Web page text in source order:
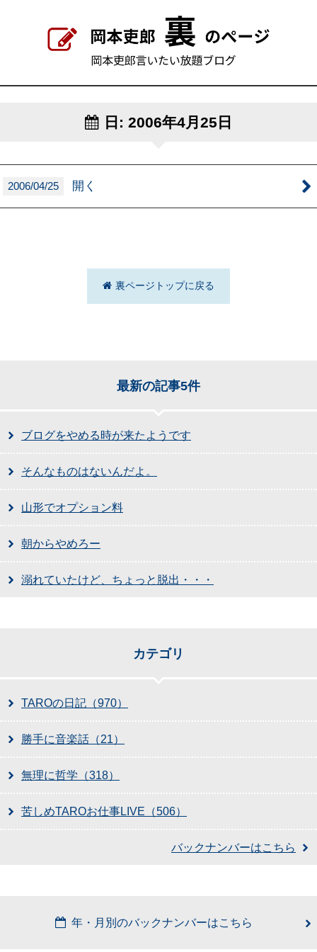
日: 2006年4月25日
2006/04/25 開く
裏ページトップに戻る
最新の記事5件
ブログをやめる時が来たようです
そんなものはないんだよ。
山形でオプション料
朝からやめろー
溺れていたけど、ちょっと脱出・・・
カテゴリ
TAROの日記（970）
勝手に音楽話（21）
無理に哲学（318）
苦しめTAROお仕事LIVE（506）
バックナンバーはこちら
年・月別のバックナンバーはこちら